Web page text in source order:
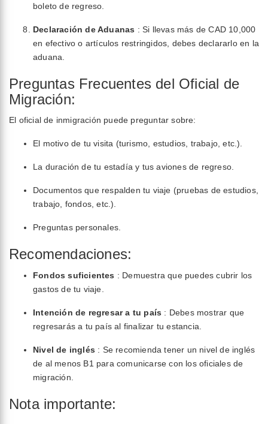
boleto de regreso.
Declaración de Aduanas : Si llevas más de CAD 10,000
en efectivo o artículos restringidos, debes declararlo en la
aduana.
Preguntas Frecuentes del Oficial de
Migración:
El oficial de inmigración puede preguntar sobre:
El motivo de tu visita (turismo, estudios, trabajo, etc.).
La duración de tu estadía y tus aviones de regreso.
Documentos que respalden tu viaje (pruebas de estudios,
trabajo, fondos, etc.).
Preguntas personales.
Recomendaciones:
Fondos suficientes : Demuestra que puedes cubrir los
gastos de tu viaje.
Intención de regresar a tu país : Debes mostrar que
regresarás a tu país al finalizar tu estancia.
Nivel de inglés : Se recomienda tener un nivel de inglés
de al menos B1 para comunicarse con los oficiales de
migración.
Nota importante: